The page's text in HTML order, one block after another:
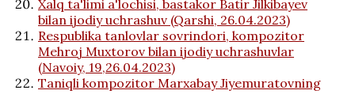
Xalq ta'limi a'lochisi, bastakor Batir Jilkibayev
bilan ijodiy uchrashuv (Qarshi, 26.04.2023)
Respublika tanlovlar sovrindori, kompozitor
Mehroj Muxtorov bilan ijodiy uchrashuvlar
(Navoiy, 19,26.04.2023)
Taniqli kompozitor Marxabay Jiyemuratovning